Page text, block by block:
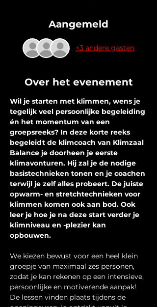
Aangemeld
+3 andere gasten
Over het evenement
Wil je starten met klimmen, wens je
tegelijk veel persoonlijke begeleiding
én het momentum van een
groepsreeks? In deze korte reeks
begeleidt de klimcoach van Klimzaal
Balance je doorheen je eerste
klimavonturen. Hij zal je de nodige
basistechnieken tonen en je coachen
terwijl je zelf alles probeert. De juiste
opwarm- en stretchtechnieken voor
klimmen komen ook aan bod. Ook
leer je hoe je na deze start verder je
klimniveau en -plezier kan
opbouwen.
We kiezen bewust voor een heel klein
groepje van maximaal zes personen,
zodat je kan rekenen op een intensieve,
persoonlijke en motiverende aanpak!
De lessen vinden plaats tijdens de